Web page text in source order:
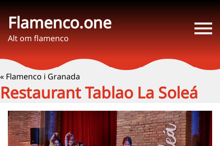
Flamenco.one
Alt om flamenco
« Flamenco i Granada
Restaurant Tablao La Soleá